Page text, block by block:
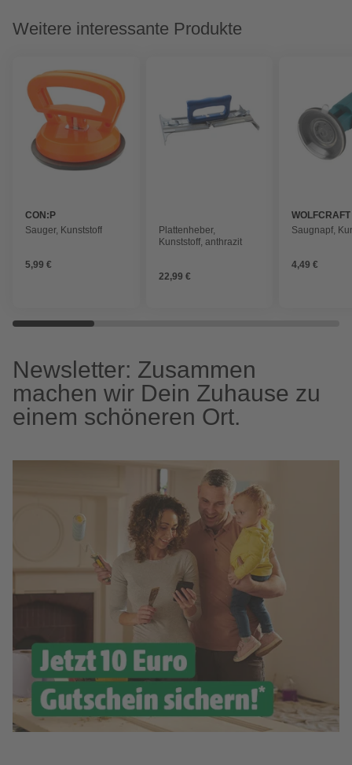
Weitere interessante Produkte
CON:P
Sauger, Kunststoff
5,99 €
Plattenheber,
Kunststoff, anthrazit
22,99 €
WOLFCRAFT
Saugnapf,
4,49 €
Newsletter: Zusammen
machen wir Dein Zuhause zu
einem schöneren Ort.